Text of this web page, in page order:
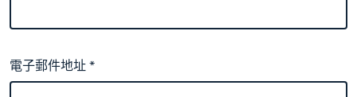
電子郵件地址*